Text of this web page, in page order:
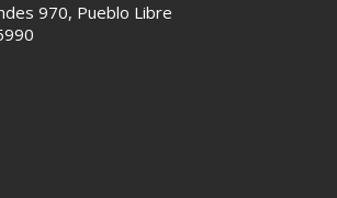
970, Pueblo Libre